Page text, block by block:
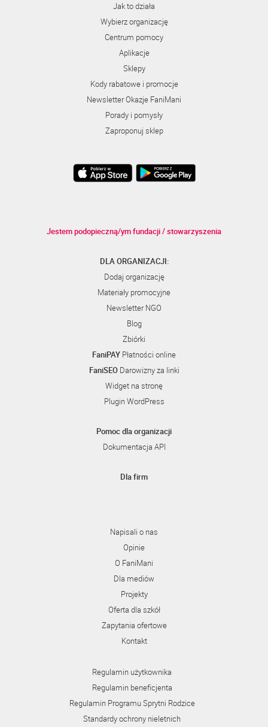
Jak to działa
Wybierz organizację
Centrum pomocy
Aplikacje
Sklepy
Kody rabatowe i promocje
Newsletter Okazje FaniMani
Porady i pomysły
Zaproponuj sklep
Jestem podopieczną/ym fundacji / stowarzyszenia
DLA ORGANIZACJI:
Dodaj organizację
Materiały promocyjne
Newsletter NGO
Blog
Zbiórki
FaniPAY Płatności online
FaniSEODarowizny za linki
Widget na stronę
Plugin WordPress
Pomoc dla organizacji
Dokumentacja API
Dla firm
Napisali o nas
Opinie
O FaniMani
Dla mediów
Projekty
Oferta dla szkół
Zapytania ofertowe
Kontakt
Regulamin użytkownika
Regulamin beneficjenta
Regulamin Programu Sprytni Rodzice
Standardy ochrony nieletnich